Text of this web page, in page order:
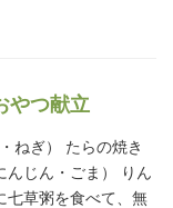
やつ献立
ねぎ） たらの焼き
んじん・ごま） りん
七草粥を食べて、無